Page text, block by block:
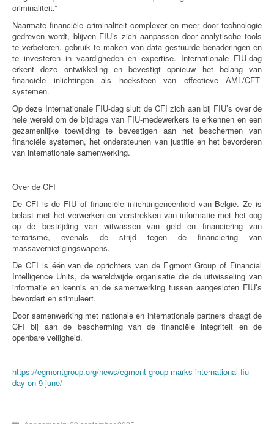
criminaliteit.”
Naarmate financiële criminaliteit complexer en meer door technologie
gedreven wordt, blijven FIU’s zich aanpassen door analytische tools
te verbeteren, gebruik te maken van data gestuurde benaderingen en
te investeren in vaardigheden en expertise. Internationale FIU-dag
erkent deze ontwikkeling en bevestigt opnieuw het belang van
financiële inlichtingen als hoeksteen van effectieve AML/CFT-
systemen.
Op deze Internationale FIU-dag sluit de CFI zich aan bij FIU’s over de
hele wereld om de bijdrage van FIU-medewerkers te erkennen en een
gezamenlijke toewijding te bevestigen aan het beschermen van
financiële systemen, het ondersteunen van justitie en het bevorderen
van internationale samenwerking.
Over de CFI
De CFI is de FIU of financiële inlichtingeneenheid van België. Ze is
belast met het verwerken en verstrekken van informatie met het oog
op de bestrijding van witwassen van geld en financiering van
terrorisme, evenals de strijd tegen de financiering van
massavernietigingswapens.
De CFI is één van de oprichters van de Egmont Group of Financial
Intelligence Units, de wereldwijde organisatie die de uitwisseling van
informatie en kennis en de samenwerking tussen aangesloten FIU’s
bevordert en stimuleert.
Door samenwerking met nationale en internationale partners draagt de
CFI bij aan de bescherming van de financiële integriteit en de
openbare veiligheid.
https://egmontgroup.org/news/egmont-group-marks-international-fiu-
day-on-9-june/